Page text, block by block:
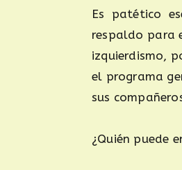
Es patético
respaldo para
izquierdismo,
el programa
sus
¿Quién puede